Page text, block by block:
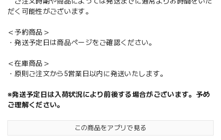
だく可能性がございます。
＜予約商品＞
・発送予定日は商品ページをご確認ください。
＜在庫商品＞
・原則ご注文から5営業日以内に発送いたします。
※発送予定日は入荷状況により前後する場合がございます。予め
ご理解ください。
この商品をアプリで見る